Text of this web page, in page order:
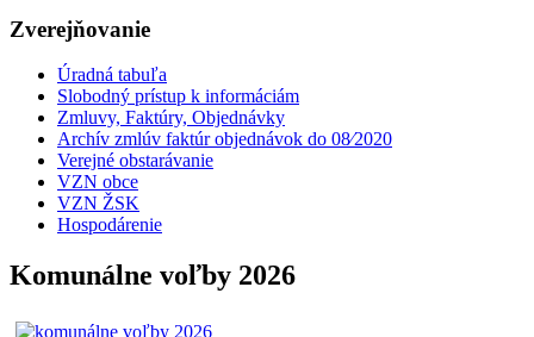
Zverejňovanie
Úradná tabuľa
Slobodný prístup k informáciám
Zmluvy, Faktúry, Objednávky
Archív zmlúv faktúr objednávok do 08⁄2020
Verejné obstarávanie
VZN obce
VZN ŽSK
Hospodárenie
Komunálne voľby 2026